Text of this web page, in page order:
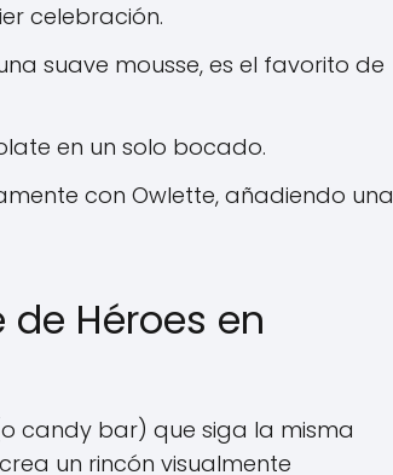
celebración.
suave mousse, es el favorito de
en un solo bocado.
con Owlette, añadiendo una
de Héroes en
candy bar) que siga la misma
un rincón visualmente